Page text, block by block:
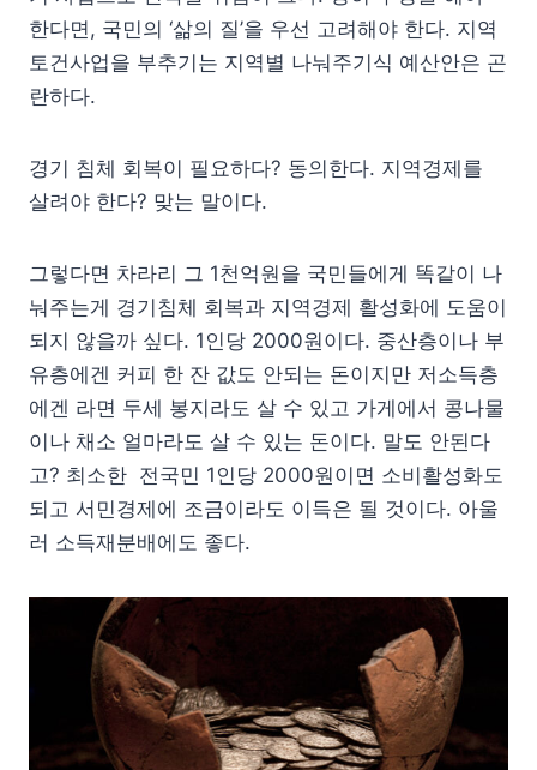
한다면, 국민의 ‘삶의 질’을 우선 고려해야 한다. 지역
토건사업을 부추기는 지역별 나눠주기식 예산안은 곤
란하다.
경기 침체 회복이 필요하다? 동의한다. 지역경제를
살려야 한다? 맞는 말이다.
그렇다면 차라리 그 1천억원을 국민들에게 똑같이 나
눠주는게 경기침체 회복과 지역경제 활성화에 도움이
되지 않을까 싶다. 1인당 2000원이다. 중산층이나 부
유층에겐 커피 한 잔 값도 안되는 돈이지만 저소득층
에겐 라면 두세 봉지라도 살 수 있고 가게에서 콩나물
이나 채소 얼마라도 살 수 있는 돈이다. 말도 안된다
고? 최소한 전국민 1인당 2000원이면 소비활성화도
되고 서민경제에 조금이라도 이득은 될 것이다. 아울
러 소득재분배에도 좋다.